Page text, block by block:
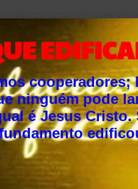
ninguém pode
é Jesus Cristo.